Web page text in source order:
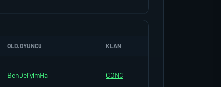
ÖLD. OYUNCU KLAN
BenDeliyimHa CONC